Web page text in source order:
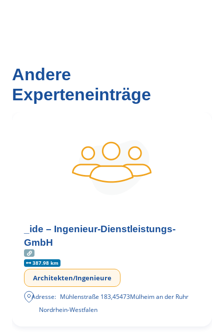
Andere
Experteneinträge
_ide – Ingenieur-Dienstleistungs-
GmbH
387.98 km
Architekten/Ingenieure
Adresse: Mühlenstraße 183,45473Mülheim an der Ruhr
Nordrhein-Westfalen